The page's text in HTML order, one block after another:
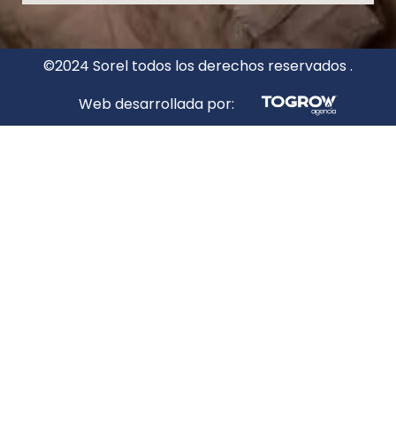
©2024 Sorel todos los derechos reservados .
Web desarrollada por: